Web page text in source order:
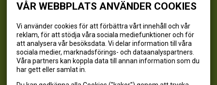
VÅR WEBBPLATS ANVÄNDER COOKIES
Vi använder cookies för att förbättra vårt innehåll och vår
reklam, för att stödja våra sociala mediefunktioner och för
att analysera vår besöksdata. Vi delar information till våra
sociala medier, marknadsförings- och dataanalyspartners.
Våra partners kan koppla data till annan information som du
har gett eller samlat in.
SEURAA MEITÄ
@kivikangaskalastus
@kivikangaskasvihuoneet
@kivikangas_kalastus
@kivikangaskasvihuoneet